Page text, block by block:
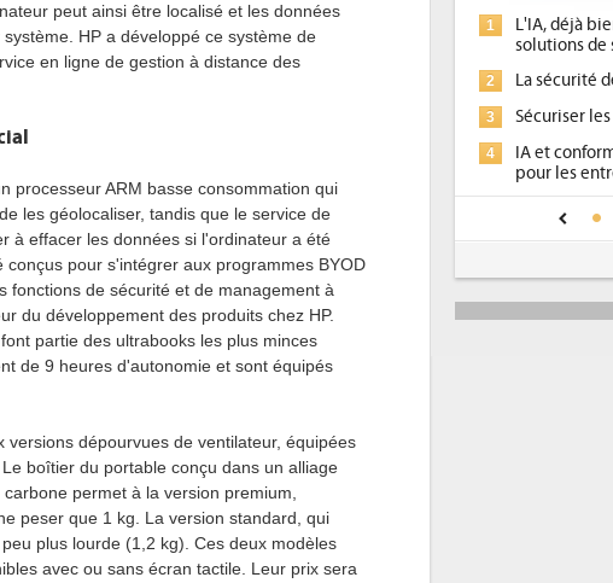
peut ainsi être localisé et les données
HP a développé ce système de
en ligne de gestion à distance des
processeur ARM basse consommation qui
les géolocaliser, tandis que le service de
à effacer les données si l'ordinateur a été
pour s'intégrer aux programmes BYOD
fonctions de sécurité et de management à
du développement des produits chez HP.
partie des ultrabooks les plus minces
de 9 heures d'autonomie et sont équipés
dépourvues de ventilateur, équipées
boîtier du portable conçu dans un alliage
permet à la version premium,
peser que 1 kg. La version standard, qui
plus lourde (1,2 kg). Ces deux modèles
avec ou sans écran tactile. Leur prix sera
L'IA, déjà bien présente dans les
solutions de sécurité et...
La sécurité des IA en question
Sécuriser les IA par l'IA
IA et conformité : un défi crucial
Une IA de confiance pour une IA